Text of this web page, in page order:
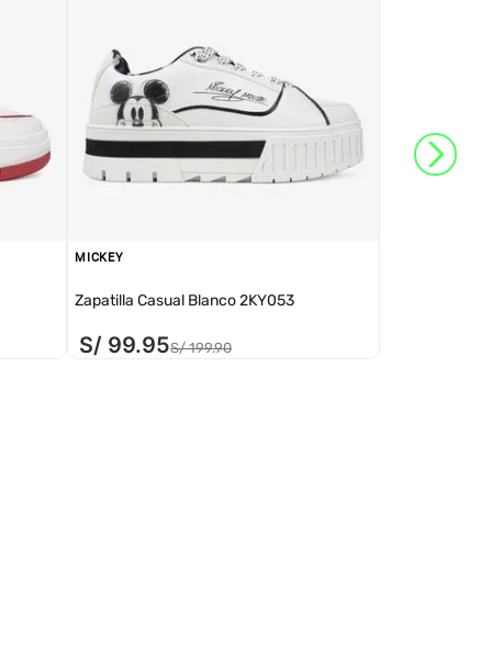
MICKEY
Zapatilla Casual Blanco 2KY053
S/ 99.95S/ 199.90